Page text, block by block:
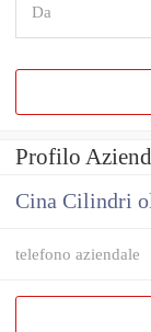
Da
Profilo
Cina Cilindri
telefono aziendale